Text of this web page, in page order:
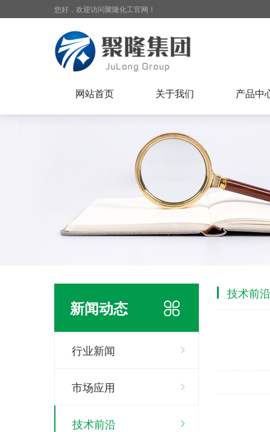
您好，欢迎访问聚隆化工官网！
网站首页 关于我们 产品中
新闻动态
行业新闻
市场应用
技术前沿
技术前沿